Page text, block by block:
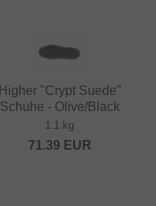
Higher "Crypt Suede"
Schuhe - Olive/Black
1.1 kg
71.39 EUR